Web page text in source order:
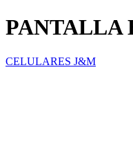
PANTALLA
CELULARES J&M